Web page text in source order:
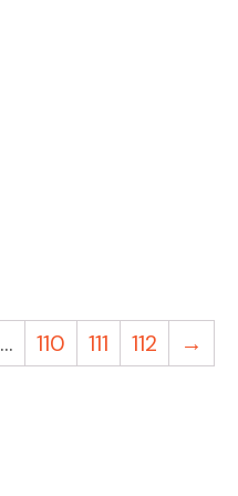
… 110 111 112 →